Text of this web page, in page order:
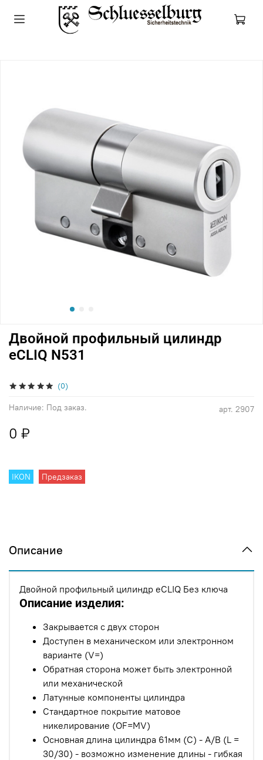
(0)
арт. 2907
Наличие: Под заказ.
IKON Предзаказ
Двойной профильный цилиндр
eCLIQ N531
0 ₽
Описание
Двойной профильный цилиндр eCLIQ Без ключа
Описание изделия:
Закрывается с двух сторон
Доступен в механическом или электронном
варианте (V=)
Обратная сторона может быть электронной
или механической
Латунные компоненты цилиндра
Стандартное покрытие матовое
никелирование (OF=MV)
Основная длина цилиндра 61мм (C) - A/B (L =
30/30) - возможно изменение длины - гибкая